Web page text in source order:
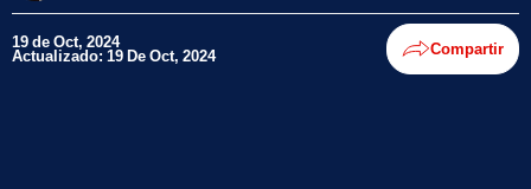
19 de Oct, 2024
Actualizado: 19 De Oct, 2024 Compartir